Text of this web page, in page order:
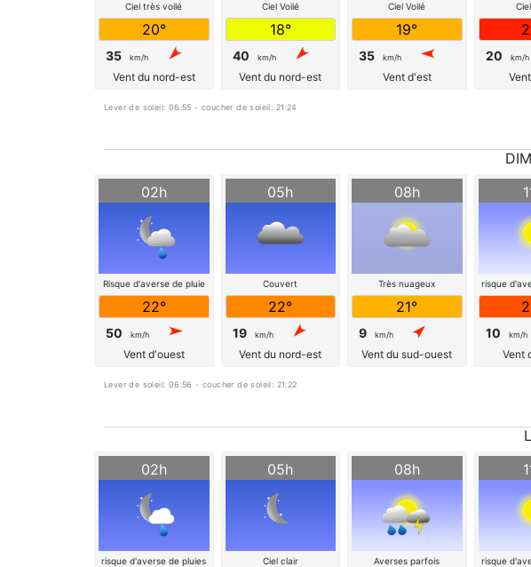
Ciel très voilé
20°
35 km/h
Vent du nord-est
Ciel Voilé
18°
40 km/h
Vent du nord-est
Ciel Voilé
19°
35 km/h
Vent d'est
20 km/h
Lever de soleil: 06:55 - coucher de soleil: 21:24
02h
Risque d'averse de pluie
22°
50 km/h
Vent d'ouest
05h
Couvert
22°
19 km/h
Vent du nord-est
08h
Très nuageux
21°
9 km/h
Vent du sud-ouest
risque
10 km/h
Vent
Lever de soleil: 06:56 - coucher de soleil: 21:22
02h
risque d'averse de pluies
05h
Ciel clair
08h
Averses parfois
risque